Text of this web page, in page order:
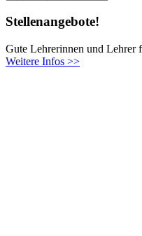
Stellenangebote!
Gute Lehrerinnen und Lehrer
Weitere Infos >>